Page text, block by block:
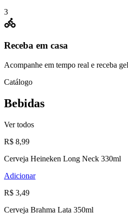
3
Receba em casa
Acompanhe em tempo real e receba
Catálogo
Bebidas
Ver todos
R$ 8,99
Cerveja Heineken Long Neck 330ml
Adicionar
R$ 3,49
Cerveja Brahma Lata 350ml